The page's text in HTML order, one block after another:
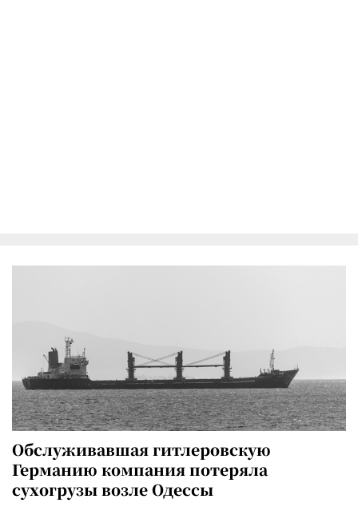
Обслуживавшая гитлеровскую
Германию компания потеряла
сухогрузы возле Одессы